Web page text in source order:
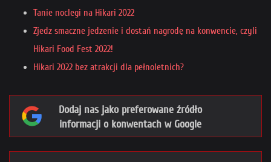
Tanie noclegi na Hikari 2022
Zjedz smaczne jedzenie i dostań nagrodę na konwencie, czyli
Hikari Food Fest 2022!
Hikari 2022 bez atrakcji dla pełnoletnich?
Dodaj nas jako preferowane źródło
informacji o konwentach w Google